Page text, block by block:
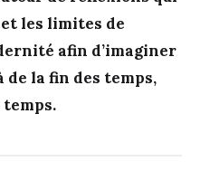
les limites de
afin d’imaginer
de la fin des temps,